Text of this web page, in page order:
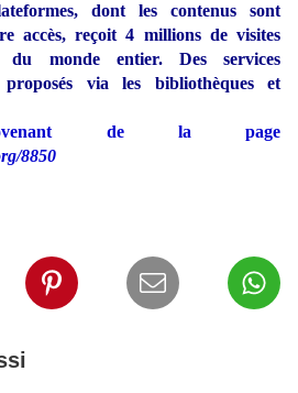
dont les contenus sont
accès, reçoit 4 millions de visites
du monde entier. Des services
proposés via les bibliothèques et
de la page
8850